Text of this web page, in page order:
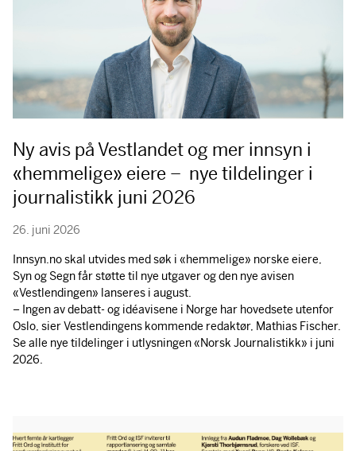
Ny avis på Vestlandet og mer innsyn i
«hemmelige» eiere – nye tildelinger i
journalistikk juni 2026
26. juni 2026
Innsyn.no skal utvides med søk i «hemmelige» norske eiere,
Syn og Segn får støtte til nye utgaver og den nye avisen
«Vestlendingen» lanseres i august.
– Ingen av debatt- og idéavisene i Norge har hovedsete utenfor
Oslo, sier Vestlendingens kommende redaktør, Mathias Fischer.
Se alle nye tildelinger i utlysningen «Norsk Journalistikk» i juni
2026.